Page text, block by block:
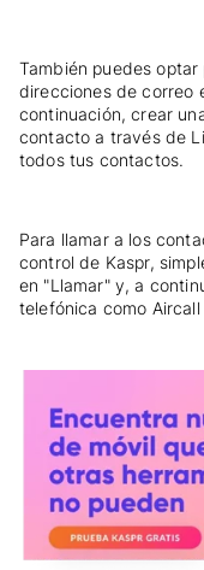
También puedes
direcciones de correo
continuación, crear
contacto a través de
todos tus contactos.
Para llamar a los
control de Kaspr,
en "Llamar" y, a
telefónica como Aircall